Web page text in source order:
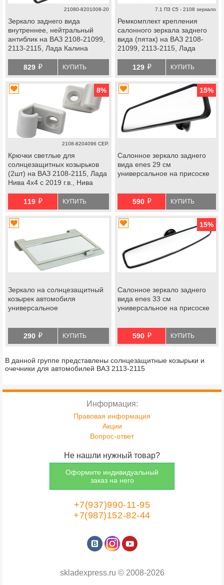
21080-8201008-20
Зеркало заднего вида
внутреннее, нейтральный
антиблик на ВАЗ 2108-21099,
2113-2115, Лада Калина
829 й КУПИТЬ
7.1 П3 С5 - 2108 зеркало
Ремкомплект крепления
салонного зеркала заднего
вида (пятак) на ВАЗ 2108-
21099, 2113-2115, Лада
ГАЗель Некст
129 й КУПИТЬ
8%
2108-8204096 СЕР.
Крючки светлые для
солнцезащитных козырьков
(2шт) на ВАЗ 2108-2115, Лада
Нива 4х4 с 2019 г.в., Нива
Нива119 й КУПИТЬ
15%
Салонное зеркало заднего
вида enes 29 см
универсальное на присоске
590 й КУПИТЬ
Зеркало на солнцезащитный
козырек автомобиля
универсальное
290 й КУПИТЬ
15%
Салонное зеркало заднего
вида enes 33 см
универсальное на присоске
590 й КУПИТЬ
В данной группе представлены солнцезащитные козырьки и
очечники для автомобилей ВАЗ 2113-2115
+7(937)990-11-95
+7(987)152-82-44
skladexpress.ru ©2008-2026
Информация:
Правовая информация
Акции
Вопрос-ответ
Не нашли нужный товар?
Оформите индивидуальный
заказ на него